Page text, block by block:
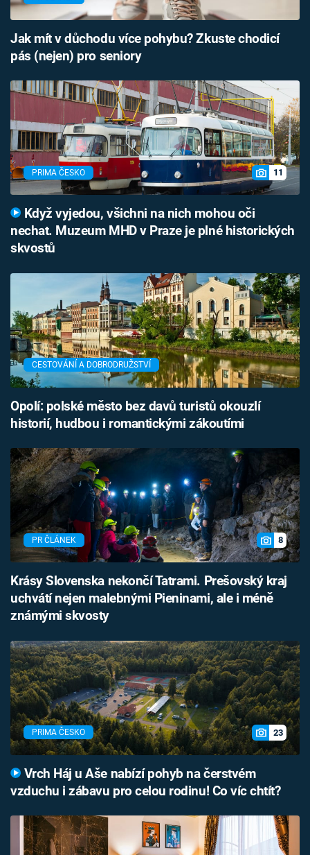
Jak mít v důchodu více pohybu? Zkuste chodicí
pás (nejen) pro seniory
PRIMA ČESKO 11
Když vyjedou, všichni na nich mohou oči
nechat. Muzeum MHD v Praze je plné historických
skvostů
CESTOVÁNÍ A DOBRODRUŽSTVÍ
Opolí: polské město bez davů turistů okouzlí
historií, hudbou i romantickými zákoutími
PR ČLÁNEK 8
Krásy Slovenska nekončí Tatrami. Prešovský kraj
uchvátí nejen malebnými Pieninami, ale i méně
známými skvosty
PRIMA ČESKO 23
Vrch Háj u Aše nabízí pohyb na čerstvém
vzduchu i zábavu pro celou rodinu! Co víc chtít?